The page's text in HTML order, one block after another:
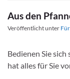
Aus den
Veröffentlicht unter
Bedienen Sie
hat alles für Sie